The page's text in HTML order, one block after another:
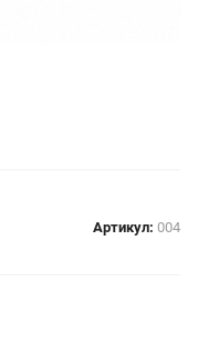
Артикул: 004